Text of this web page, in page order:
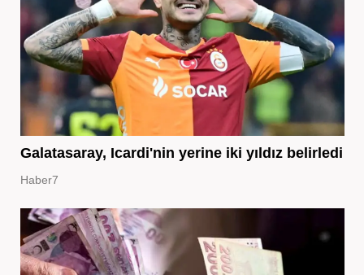
Galatasaray, Icardi'nin yerine iki yıldız belirledi
Haber7